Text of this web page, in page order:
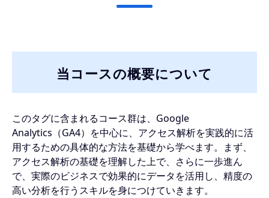
当コースの概要について
このタグに含まれるコース群は、Google
Analytics（GA4）を中心に、アクセス解析を実践的に活
用するための具体的な方法を基礎から学べます。まず、
アクセス解析の基礎を理解した上で、さらに一歩進ん
で、実際のビジネスで効果的にデータを活用し、精度の
高い分析を行うスキルを身につけていきます。